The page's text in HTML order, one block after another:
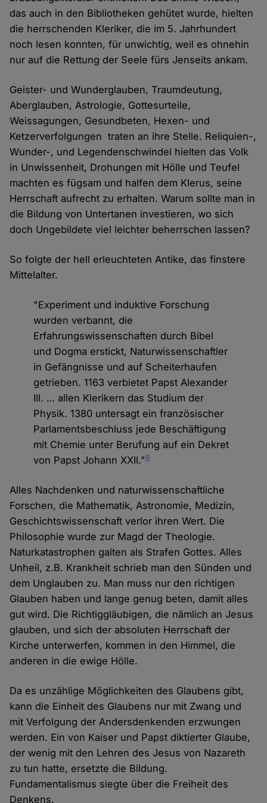
das auch in den Bibliotheken gehütet wurde, hielten
die herrschenden Kleriker, die im 5. Jahrhundert
noch lesen konnten, für unwichtig, weil es ohnehin
nur auf die Rettung der Seele fürs Jenseits ankam.
Geister- und Wunderglauben, Traumdeutung,
Aberglauben, Astrologie, Gottesurteile,
Weissagungen, Gesundbeten, Hexen- und
Ketzerverfolgungen traten an ihre Stelle. Reliquien-,
Wunder-, und Legendenschwindel hielten das Volk
in Unwissenheit, Drohungen mit Hölle und Teufel
machten es fügsam und halfen dem Klerus, seine
Herrschaft aufrecht zu erhalten. Warum sollte man in
die Bildung von Untertanen investieren, wo sich
doch Ungebildete viel leichter beherrschen lassen?
So folgte der hell erleuchteten Antike, das finstere
Mittelalter.
"Experiment und induktive Forschung
wurden verbannt, die
Erfahrungswissenschaften durch Bibel
und Dogma erstickt, Naturwissenschaftler
in Gefängnisse und auf Scheiterhaufen
getrieben. 1163 verbietet Papst Alexander
III. … allen Klerikern das Studium der
Physik. 1380 untersagt ein französischer
Parlamentsbeschluss jede Beschäftigung
mit Chemie unter Berufung auf ein Dekret
von Papst Johann XXII."8
Alles Nachdenken und naturwissenschaftliche
Forschen, die Mathematik, Astronomie, Medizin,
Geschichtswissenschaft verlor ihren Wert. Die
Philosophie wurde zur Magd der Theologie.
Naturkatastrophen galten als Strafen Gottes. Alles
Unheil, z.B. Krankheit schrieb man den Sünden und
dem Unglauben zu. Man muss nur den richtigen
Glauben haben und lange genug beten, damit alles
gut wird. Die Richtiggläubigen, die nämlich an Jesus
glauben, und sich der absoluten Herrschaft der
Kirche unterwerfen, kommen in den Himmel, die
anderen in die ewige Hölle.
Da es unzählige Möglichkeiten des Glaubens gibt,
kann die Einheit des Glaubens nur mit Zwang und
mit Verfolgung der Andersdenkenden erzwungen
werden. Ein von Kaiser und Papst diktierter Glaube,
der wenig mit den Lehren des Jesus von Nazareth
zu tun hatte, ersetzte die Bildung.
Fundamentalismus siegte über die Freiheit des
Denkens.